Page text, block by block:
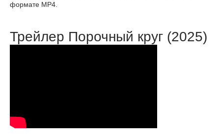
формате MP4.
Трейлер Порочный круг (2025)